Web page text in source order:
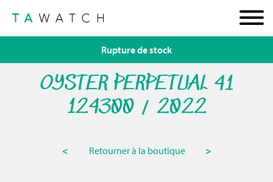
OYSTER PERPETUAL 41
124300 / 2022
< Retourner à la boutique >
Rupture de stock